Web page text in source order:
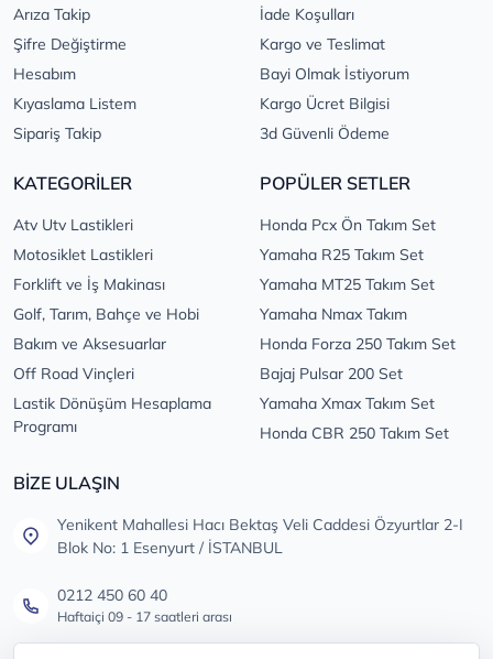
Arıza Takip
Şifre Değiştirme
Hesabım
Kıyaslama Listem
Sipariş Takip
İade Koşulları
Kargo ve Teslimat
Bayi Olmak İstiyorum
Kargo Ücret Bilgisi
3d Güvenli Ödeme
KATEGORİLER
Atv Utv Lastikleri
Motosiklet Lastikleri
Forklift ve İş Makinası
Golf, Tarım, Bahçe ve Hobi
Bakım ve Aksesuarlar
Off Road Vinçleri
Lastik Dönüşüm Hesaplama
Programı
POPÜLER SETLER
Honda Pcx Ön Takım Set
Yamaha R25 Takım Set
Yamaha MT25 Takım Set
Yamaha Nmax Takım
Honda Forza 250 Takım Set
Bajaj Pulsar 200 Set
Yamaha Xmax Takım Set
Honda CBR 250 Takım Set
BİZE ULAŞIN
Yenikent Mahallesi Hacı Bektaş Veli Caddesi Özyurtlar 2-I
Blok No: 1 Esenyurt / İSTANBUL
0212 450 60 40
Haftaiçi 09 - 17 saatleri arası